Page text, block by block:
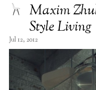
Maxim
Style Living
Jul 12, 2012